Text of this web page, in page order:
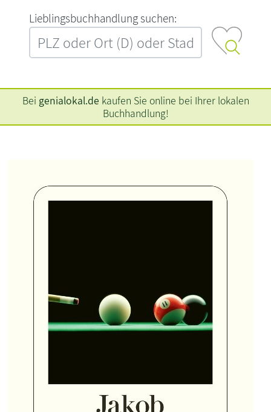
L‍i‍e‍b‍l‍i‍n‍g‍s‍b‍u‍c‍h‍h‍a‍n‍d‍l‍u‍n‍g‍ ‍s‍u‍c‍h‍e‍n‍:‍
Bei genialokal.de kaufen Sie online bei Ihrer lokalen
Buchhandlung!